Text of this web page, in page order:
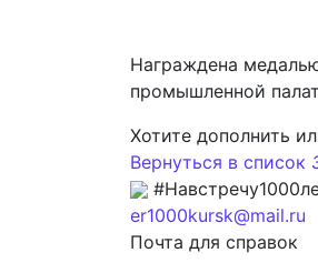
Награждена
промышленной
Хотите дополнить
Вернуться в список
er1000kursk@mail.ru
Почта для справок